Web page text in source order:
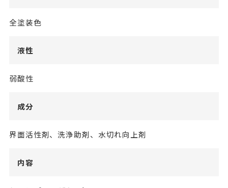
全塗装色
液性
弱酸性
成分
界面活性剤、洗浄助剤、水切れ向上剤
内容